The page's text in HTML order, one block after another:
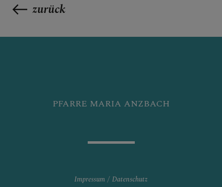
zurück
PFARRE MARIA ANZBACH
Impressum Datenschutz